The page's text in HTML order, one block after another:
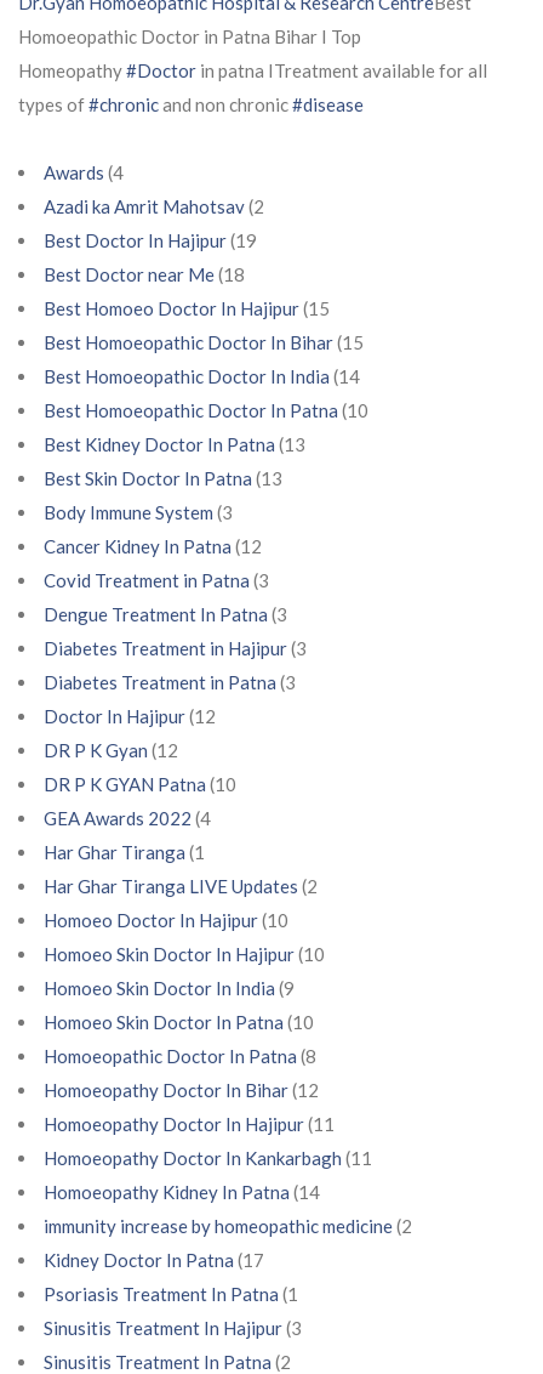
Homoeopathic Doctor in Patna Bihar I Top
Homeopathy#Doctor in patna ITreatment available for all
types of#chronicand non chronic#disease
Awards (4
Azadi ka Amrit Mahotsav(2
Best Doctor In Hajipur(19
Best Doctor near Me(18
Best Homoeo Doctor In Hajipur(15
Best Homoeopathic Doctor In Bihar(15
Best Homoeopathic Doctor In India (14
Best Homoeopathic Doctor In Patna (10
Best Kidney Doctor In Patna (13
Best Skin Doctor In Patna (13
Body Immune System (3
Cancer Kidney In Patna (12
Covid Treatment in Patna (3
Dengue Treatment In Patna (3
Diabetes Treatment in Hajipur(3
Diabetes Treatment in Patna (3
Doctor In Hajipur(12
DR P K Gyan (12
DR P K GYAN Patna (10
GEA Awards 2022 (4
Har Ghar Tiranga (1
Har Ghar Tiranga LIVE Updates (2
Homoeo Doctor In Hajipur(10
Homoeo Skin Doctor In Hajipur(10
Homoeo Skin Doctor In India (9
Homoeo Skin Doctor In Patna (10
Homoeopathic Doctor In Patna (8
Homoeopathy Doctor In Bihar(12
Homoeopathy Doctor In Hajipur(11
Homoeopathy Doctor In Kankarbagh (11
Homoeopathy Kidney In Patna (14
immunity increase by homeopathic medicine(2
Kidney Doctor In Patna (17
Psoriasis Treatment In Patna (1
Sinusitis Treatment In Hajipur(3
Sinusitis Treatment In Patna (2